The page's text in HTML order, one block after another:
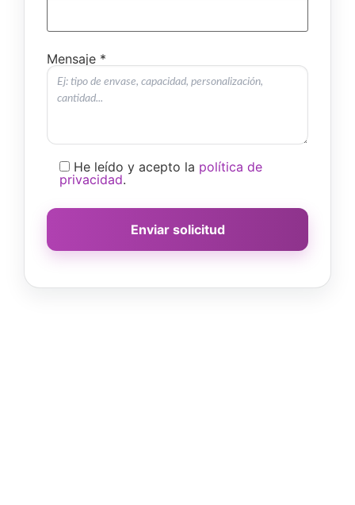
Mensaje *
He leído y acepto la política de
privacidad.